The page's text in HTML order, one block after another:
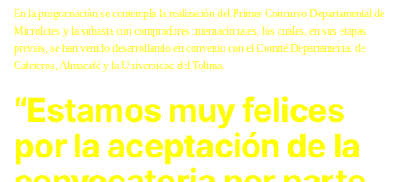
En la programación se contempla la realización del Primer Concurso Departamental de
Microlotes y la subasta con compradores internacionales, los cuales, en sus etapas
previas, se han venido desarrollando en convenio con el Comité Departamental de
Cafeteros, Almacafé y la Universidad del Tolima.
“Estamos muy felices
por la aceptación de la